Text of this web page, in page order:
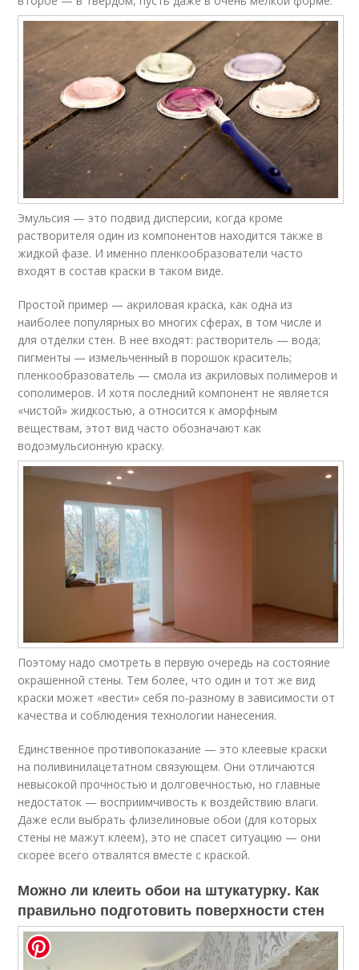
Эмульсия — это подвид дисперсии, когда кроме
растворителя один из компонентов находится также в
жидкой фазе. И именно пленкообразователи часто
входят в состав краски в таком виде.
Простой пример — акриловая краска, как одна из
наиболее популярных во многих сферах, в том числе и
для отделки стен. В нее входят: растворитель — вода;
пигменты — измельченный в порошок краситель;
пленкообразователь — смола из акриловых полимеров и
сополимеров. И хотя последний компонент не является
«чистой» жидкостью, а относится к аморфным
веществам, этот вид часто обозначают как
водоэмульсионную краску.
Поэтому надо смотреть в первую очередь на состояние
окрашенной стены. Тем более, что один и тот же вид
краски может «вести» себя по-разному в зависимости от
качества и соблюдения технологии нанесения.
Единственное противопоказание — это клеевые краски
на поливинилацетатном связующем. Они отличаются
невысокой прочностью и долговечностью, но главные
недостаток — восприимчивость к воздействию влаги.
Даже если выбрать флизелиновые обои (для которых
стены не мажут клеем), это не спасет ситуацию — они
скорее всего отвалятся вместе с краской.
Можно ли клеить обои на штукатурку. Как
правильно подготовить поверхности стен